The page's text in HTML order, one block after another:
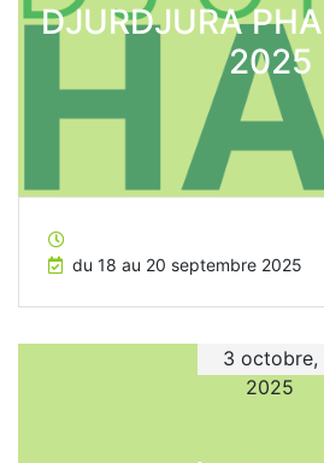
DJURDJURA
2025
du 18 au 20 septembre 2025
3 octobre,
2025